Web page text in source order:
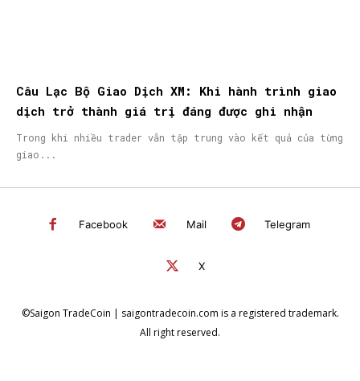
Câu Lạc Bộ Giao Dịch XM: Khi hành trình giao
dịch trở thành giá trị đáng được ghi nhận
Trong khi nhiều trader vẫn tập trung vào kết quả của từng
giao...
Facebook Mail Telegram
X
©Saigon TradeCoin | saigontradecoin.com is a registered trademark.
All right reserved.